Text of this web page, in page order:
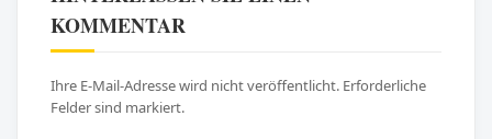
KOMMENTAR
Ihre E-Mail-Adresse wird nicht veröffentlicht. Erforderliche
Felder sind markiert.